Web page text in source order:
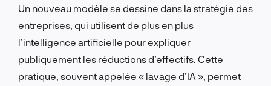
Un nouveau modèle se dessine dans la stratégie des
entreprises, qui utilisent de plus en plus
l’intelligence artificielle pour expliquer
publiquement les réductions d’effectifs. Cette
pratique, souvent appelée « lavage d’IA », permet